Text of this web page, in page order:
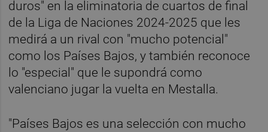
duros" en la eliminatoria de cuartos de final
de la Liga de Naciones 2024-2025 que les
medirá a un rival con "mucho potencial"
como los Países Bajos, y también reconoce
lo "especial" que le supondrá como
valenciano jugar la vuelta en Mestalla.
"Países Bajos es una selección con mucho